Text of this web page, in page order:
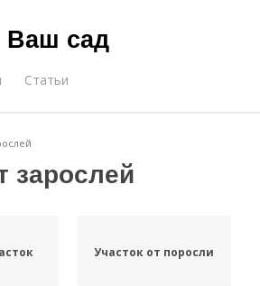
Ваш сад
Статьи
зарослей
Участок от поросли